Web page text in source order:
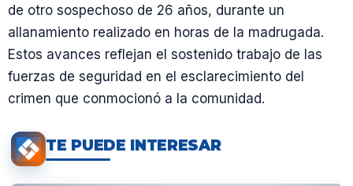
de otro sospechoso de 26 años, durante un
allanamiento realizado en horas de la madrugada.
Estos avances reflejan el sostenido trabajo de las
fuerzas de seguridad en el esclarecimiento del
crimen que conmocionó a la comunidad.
TE PUEDE INTERESAR